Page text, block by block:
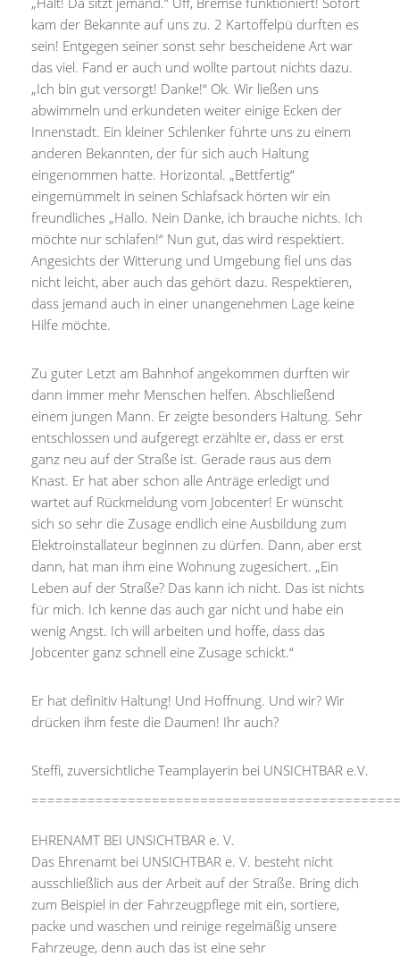
kam der Bekannte auf uns zu. 2 Kartoffelpü durften es
sein! Entgegen seiner sonst sehr bescheidene Art war
das viel. Fand er auch und wollte partout nichts dazu.
„Ich bin gut versorgt! Danke!“ Ok. Wir ließen uns
abwimmeln und erkundeten weiter einige Ecken der
Innenstadt. Ein kleiner Schlenker führte uns zu einem
anderen Bekannten, der für sich auch Haltung
eingenommen hatte. Horizontal. „Bettfertig“
eingemümmelt in seinen Schlafsack hörten wir ein
freundliches „Hallo. Nein Danke, ich brauche nichts. Ich
möchte nur schlafen!“ Nun gut, das wird respektiert.
Angesichts der Witterung und Umgebung fiel uns das
nicht leicht, aber auch das gehört dazu. Respektieren,
dass jemand auch in einer unangenehmen Lage keine
Hilfe möchte.
Zu guter Letzt am Bahnhof angekommen durften wir
dann immer mehr Menschen helfen. Abschließend
einem jungen Mann. Er zeigte besonders Haltung. Sehr
entschlossen und aufgeregt erzählte er, dass er erst
ganz neu auf der Straße ist. Gerade raus aus dem
Knast. Er hat aber schon alle Anträge erledigt und
wartet auf Rückmeldung vom Jobcenter! Er wünscht
sich so sehr die Zusage endlich eine Ausbildung zum
Elektroinstallateur beginnen zu dürfen. Dann, aber erst
dann, hat man ihm eine Wohnung zugesichert. „Ein
Leben auf der Straße? Das kann ich nicht. Das ist nichts
für mich. Ich kenne das auch gar nicht und habe ein
wenig Angst. Ich will arbeiten und hoffe, dass das
Jobcenter ganz schnell eine Zusage schickt.“
Er hat definitiv Haltung! Und Hoffnung. Und wir? Wir
drücken ihm feste die Daumen! Ihr auch?
Steffi, zuversichtliche Teamplayerin bei UNSICHTBAR e.V.
EHRENAMT BEI UNSICHTBAR e. V.
Das Ehrenamt bei UNSICHTBAR e. V. besteht nicht
ausschließlich aus der Arbeit auf der Straße. Bring dich
zum Beispiel in der Fahrzeugpflege mit ein, sortiere,
packe und waschen und reinige regelmäßig unsere
Fahrzeuge, denn auch das ist eine sehr